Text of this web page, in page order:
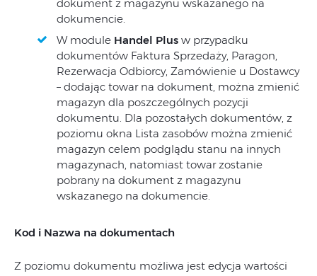
dokument z magazynu wskazanego na
dokumencie.
W module Handel Plus w przypadku
dokumentów Faktura Sprzedaży, Paragon,
Rezerwacja Odbiorcy, Zamówienie u Dostawcy
– dodając towar na dokument, można zmienić
magazyn dla poszczególnych pozycji
dokumentu. Dla pozostałych dokumentów, z
poziomu okna Lista zasobów można zmienić
magazyn celem podglądu stanu na innych
magazynach, natomiast towar zostanie
pobrany na dokument z magazynu
wskazanego na dokumencie.
Kod i Nazwa na dokumentach
Z poziomu dokumentu możliwa jest edycja wartości